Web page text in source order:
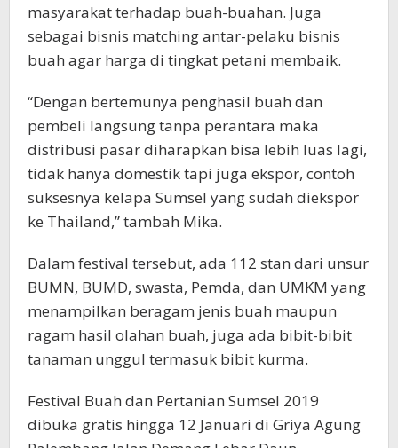
masyarakat terhadap buah-buahan. Juga
sebagai bisnis matching antar-pelaku bisnis
buah agar harga di tingkat petani membaik.
“Dengan bertemunya penghasil buah dan
pembeli langsung tanpa perantara maka
distribusi pasar diharapkan bisa lebih luas lagi,
tidak hanya domestik tapi juga ekspor, contoh
suksesnya kelapa Sumsel yang sudah diekspor
ke Thailand,” tambah Mika.
Dalam festival tersebut, ada 112 stan dari unsur
BUMN, BUMD, swasta, Pemda, dan UMKM yang
menampilkan beragam jenis buah maupun
ragam hasil olahan buah, juga ada bibit-bibit
tanaman unggul termasuk bibit kurma.
Festival Buah dan Pertanian Sumsel 2019
dibuka gratis hingga 12 Januari di Griya Agung